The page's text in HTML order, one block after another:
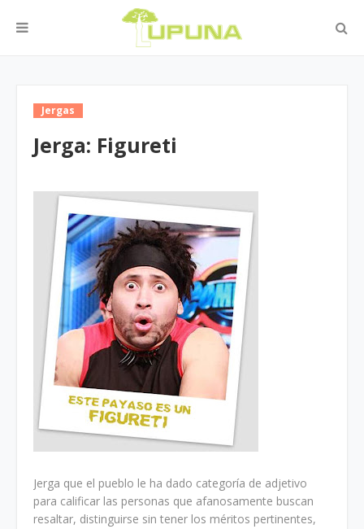
Jergas
Jerga: Figureti
Jerga que el pueblo le ha dado categoría de adjetivo
para calificar las personas que afanosamente buscan
resaltar, distinguirse sin tener los méritos pertinentes,